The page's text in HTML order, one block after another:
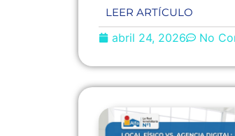
LEER ARTÍCULO
abril 24, 2026 No